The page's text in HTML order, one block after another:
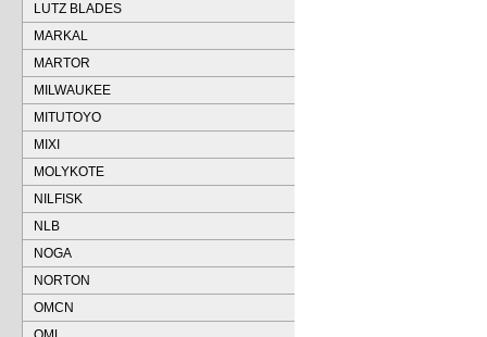
LUTZ BLADES
MARKAL
MARTOR
MILWAUKEE
MITUTOYO
MIXI
MOLYKOTE
NILFISK
NLB
NOGA
NORTON
OMCN